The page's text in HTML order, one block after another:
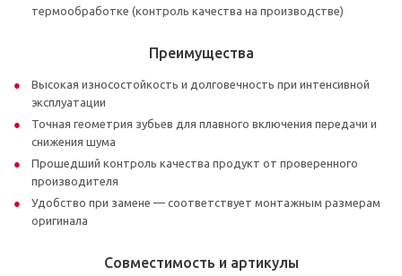
термообработке (контроль качества на производстве)
Преимущества
Высокая износостойкость и долговечность при интенсивной
эксплуатации
Точная геометрия зубьев для плавного включения передачи и
снижения шума
Прошедший контроль качества продукт от проверенного
производителя
Удобство при замене — соответствует монтажным размерам
оригинала
Совместимость и артикулы